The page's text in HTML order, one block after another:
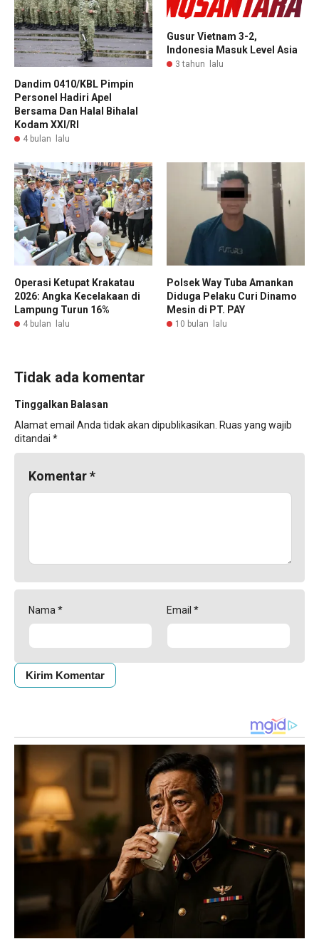
Dandim 0410/KBL Pimpin
Personel Hadiri Apel
Bersama Dan Halal Bihalal
Kodam XXI/RI
4 bulan lalu
Gusur Vietnam 3-2,
Indonesia Masuk Level Asia
3 tahun lalu
Operasi Ketupat Krakatau
2026: Angka Kecelakaan di
Lampung Turun 16%
4 bulan lalu
Polsek Way Tuba Amankan
Diduga Pelaku Curi Dinamo
Mesin di PT. PAY
10 bulan lalu
Tidak ada komentar
Tinggalkan Balasan
Alamat email Anda tidak akan dipublikasikan. Ruas yang wajib
ditandai *
Komentar*
Nama * Email *